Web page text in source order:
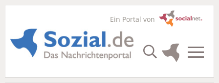
Ein Portal von